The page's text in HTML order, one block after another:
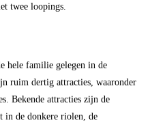
twee loopings.
hele familie gelegen in de
ruim dertig attracties, waaronder
Bekende attracties zijn de
in de donkere riolen, de